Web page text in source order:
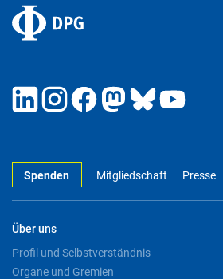
Spenden Mitgliedschaft Presse
Über uns
Profil und Selbstverständnis
Organe und Gremien